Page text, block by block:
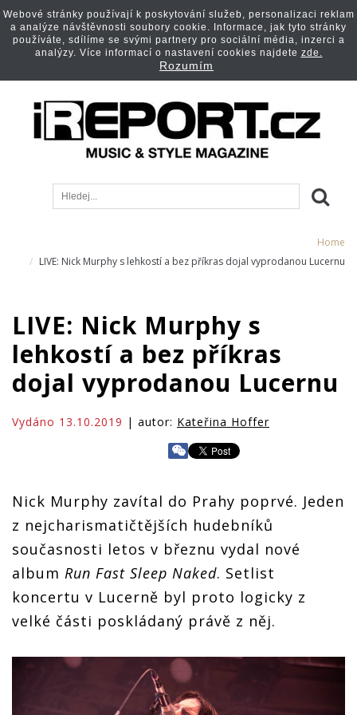
Home
LIVE: Nick Murphy s lehkostí a bez příkras dojal vyprodanou Lucernu
LIVE: Nick Murphy s
lehkostí a bez příkras
dojal vyprodanou Lucernu
Vydáno 13.10.2019 | autor: Kateřina Hoffer
Nick Murphy zavítal do Prahy poprvé. Jeden
z nejcharismatičtějších hudebníků
současnosti letos v březnu vydal nové
album Run Fast Sleep Naked. Setlist
koncertu v Lucerně byl proto logicky z
velké části poskládaný právě z něj.
Webové stránky používají k poskytování služeb, personalizaci reklam
a analýze návštěvnosti soubory cookie. Informace, jak tyto stránky
používáte, sdílíme se svými partnery pro sociální média, inzerci a
analýzy. Více informací o nastavení cookies najdete zde.
Rozumím